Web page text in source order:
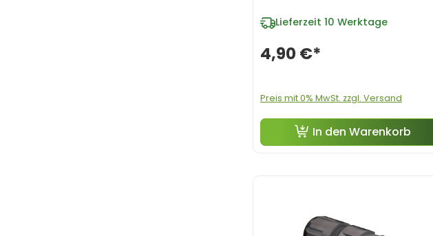
Lieferzeit 10 Werktage
4,90 €*
Preis mit 0% MwSt. zzgl. Versand
In den Warenkorb